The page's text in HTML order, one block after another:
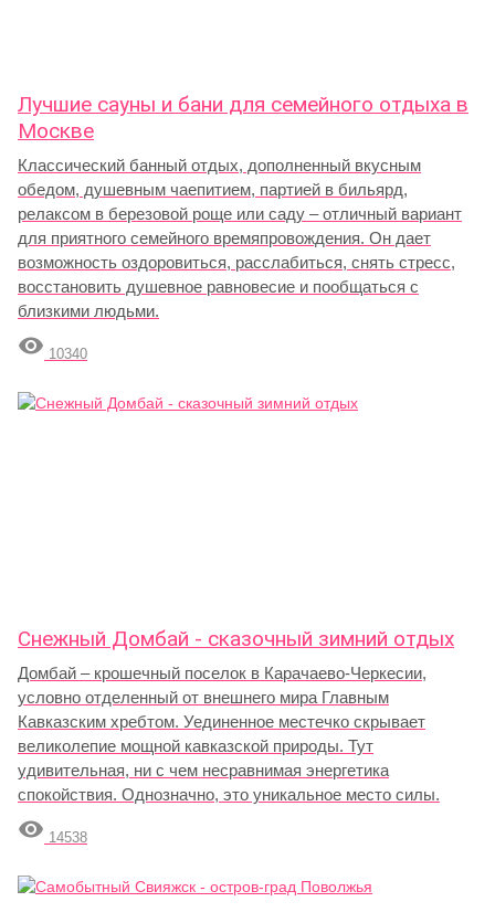
Лучшие сауны и бани для семейного отдыха в
Москве
Классический банный отдых, дополненный вкусным
обедом, душевным чаепитием, партией в бильярд,
релаксом в березовой роще или саду – отличный вариант
для приятного семейного времяпровождения. Он дает
возможность оздоровиться, расслабиться, снять стресс,
восстановить душевное равновесие и пообщаться с
близкими людьми.
 10340
Снежный Домбай - сказочный зимний отдых
Домбай – крошечный поселок в Карачаево-Черкесии,
условно отделенный от внешнего мира Главным
Кавказским хребтом. Уединенное местечко скрывает
великолепие мощной кавказской природы. Тут
удивительная, ни с чем несравнимая энергетика
спокойствия. Однозначно, это уникальное место силы.
 14538